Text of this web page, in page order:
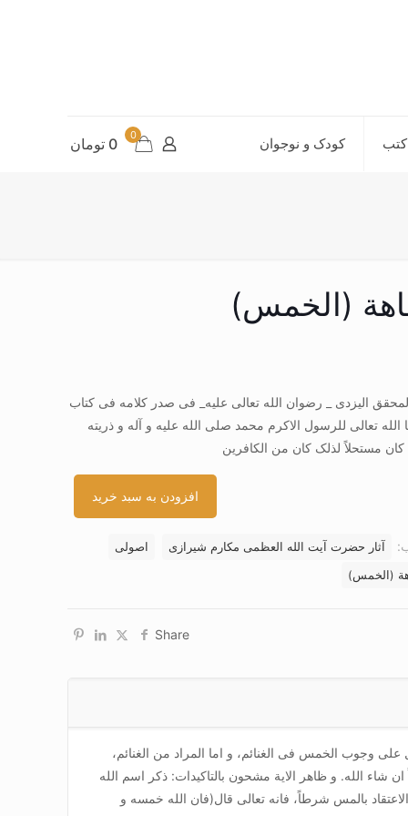
کودک و نوجوان 0 0 تومان
(الخمس)
الیزدی _ رضوان الله تعالی علیه_ فی صدر کلامه فی کتاب
تعالی للرسول الاکرم محمد صلی الله علیه و آله و ذریته
مستحلاً لذلک کان من الکافرین
افزودن به سبد خرید
آثار حضرت آیت الله العظمی مکارم شیرازی اصولی
(الخمس)
Share
وجوب الخمس فی الغنائم، و اما المراد من الغنائم،
شاء الله. و ظاهر الایة مشحون بالتاکیدات: ذکر اسم الله
بالمس شرطاً، فانه تعالی قال(فان الله خمسه و